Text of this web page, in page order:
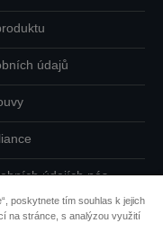
údajů
údajích nás
poskytnete tím souhlas k jejich
na stránce, s analýzou využití